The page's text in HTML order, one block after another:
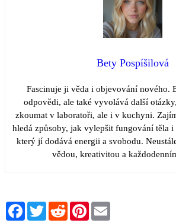
Bety Pospíšilová
Fascinuje ji věda i objevování nového.
odpovědi, ale také vyvolává další
zkoumat v laboratoři, ale i v kuchyni.
hledá způsoby, jak vylepšit fungování těla
který jí dodává energii a svobodu.
vědou, kreativitou a
FacebookTwitterRedditPinterest